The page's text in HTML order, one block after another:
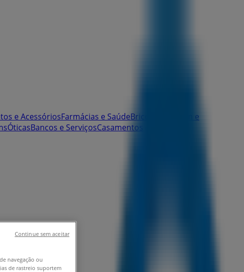
e AcessóriosFarmácias e SaúdeBricolage, Jardim e
ÓticasBancos e ServiçosCasamentos
navegação ou
de rastreio suportem
Continue sem aceitar